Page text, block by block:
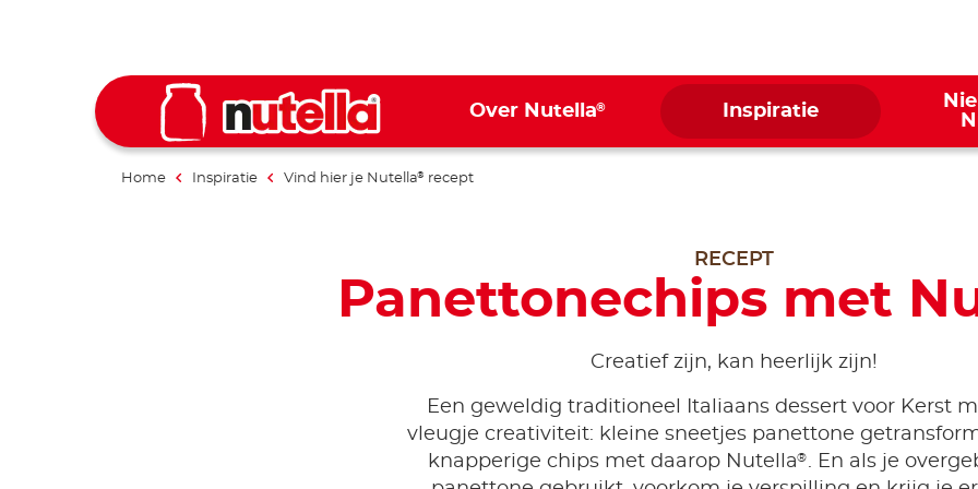
Over Nutella® Inspiratie
Home Inspiratie Vind hier je Nutella® recept
RECEPT
Panettonechips met
Creatief zijn, kan heerlijk zijn!
Een geweldig traditioneel Italiaans dessert voor Kerst
vleugje creativiteit: kleine sneetjes panettone
knapperige chips met daarop Nutella®. En als je